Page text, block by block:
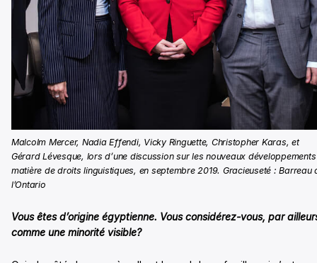
Malcolm Mercer, Nadia Effendi, Vicky Ringuette, Christopher Karas, et
Gérard Lévesque, lors d’une discussion sur les nouveaux
matière de droits linguistiques, en septembre 2019. Gracieuseté : Barreau
l’Ontario
Vous êtes d’origine égyptienne. Vous considérez-vous, par
comme une minorité visible?